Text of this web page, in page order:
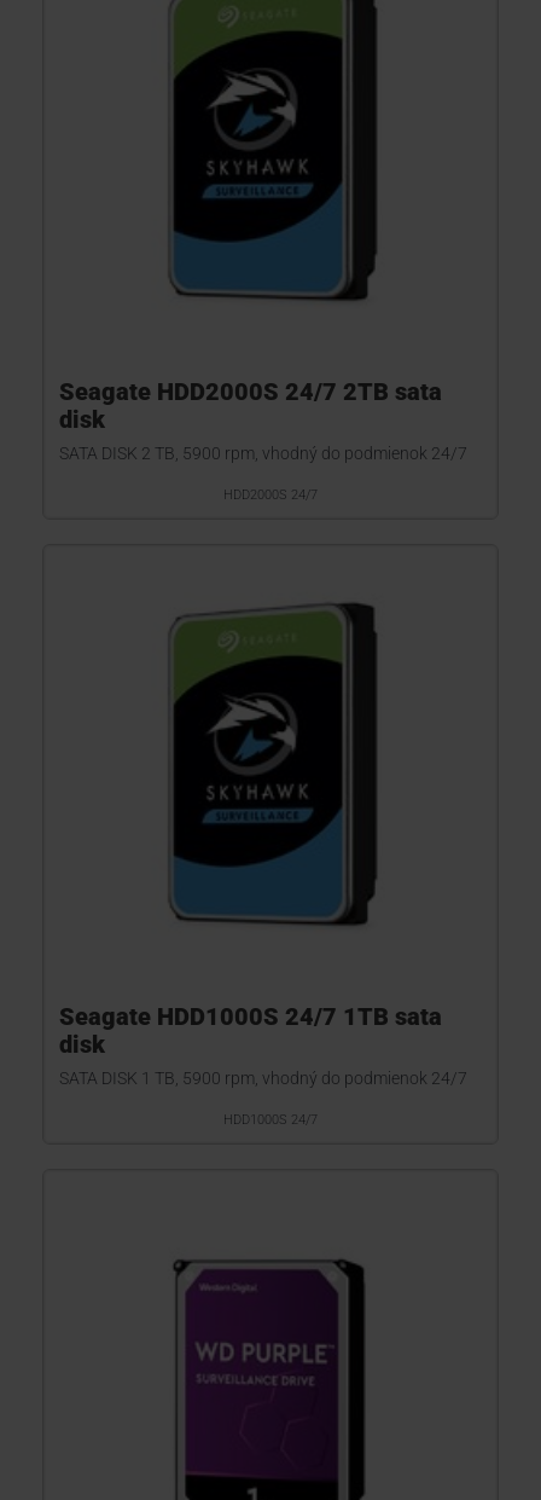
Seagate HDD2000S 24/7 2TB sata
disk
SATA DISK 2 TB, 5900 rpm, vhodný do podmienok 24/7
HDD2000S 24/7
Seagate HDD1000S 24/7 1TB sata
disk
SATA DISK 1 TB, 5900 rpm, vhodný do podmienok 24/7
HDD1000S 24/7